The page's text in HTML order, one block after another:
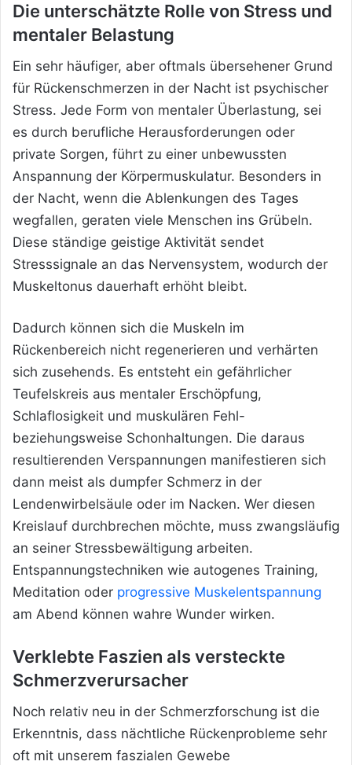
Die unterschätzte Rolle von Stress und
mentaler Belastung
Ein sehr häufiger, aber oftmals übersehener Grund
für Rückenschmerzen in der Nacht ist psychischer
Stress. Jede Form von mentaler Überlastung, sei
es durch berufliche Herausforderungen oder
private Sorgen, führt zu einer unbewussten
Anspannung der Körpermuskulatur. Besonders in
der Nacht, wenn die Ablenkungen des Tages
wegfallen, geraten viele Menschen ins Grübeln.
Diese ständige geistige Aktivität sendet
Stresssignale an das Nervensystem, wodurch der
Muskeltonus dauerhaft erhöht bleibt.
Dadurch können sich die Muskeln im
Rückenbereich nicht regenerieren und verhärten
sich zusehends. Es entsteht ein gefährlicher
Teufelskreis aus mentaler Erschöpfung,
Schlaflosigkeit und muskulären Fehl-
beziehungsweise Schonhaltungen. Die daraus
resultierenden Verspannungen manifestieren sich
dann meist als dumpfer Schmerz in der
Lendenwirbelsäule oder im Nacken. Wer diesen
Kreislauf durchbrechen möchte, muss zwangsläufig
an seiner Stressbewältigung arbeiten.
Entspannungstechniken wie autogenes Training,
Meditation oder progressive Muskelentspannung
am Abend können wahre Wunder wirken.
Verklebte Faszien als versteckte
Schmerzverursacher
Noch relativ neu in der Schmerzforschung ist die
Erkenntnis, dass nächtliche Rückenprobleme sehr
oft mit unserem faszialen Gewebe